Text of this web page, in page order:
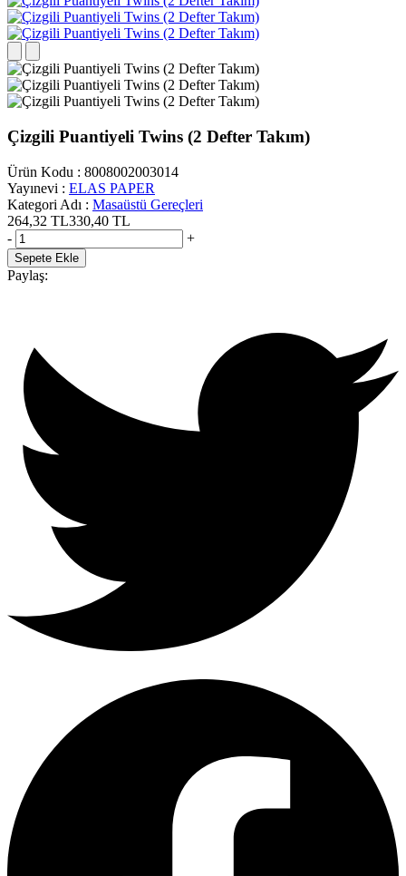
Çizgili Puantiyeli Twins (2 Defter Takım)
Ürün Kodu : 8008002003014
Yayınevi : ELAS PAPER
Kategori Adı : Masaüstü Gereçleri
264,32 TL330,40 TL
-
+
Sepete Ekle
Paylaş: